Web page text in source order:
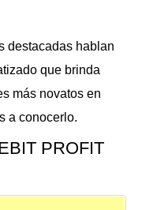
destacadas hablan
que brinda
más novatos en
a conocerlo.
PROFIT